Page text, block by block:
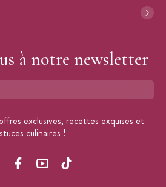
à notre newsletter
exclusives, recettes exquises et
culinaires !